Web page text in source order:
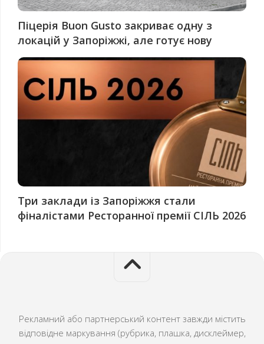
Піцерія Buon Gusto закриває одну з
локацій у Запоріжжі, але готує нову
Три заклади із Запоріжжя стали
фіналістами Ресторанної премії СІЛЬ 2026
Рекламний або партнерський контент завжди містить
відповідне маркування (рубрика, плашка, дисклеймер,